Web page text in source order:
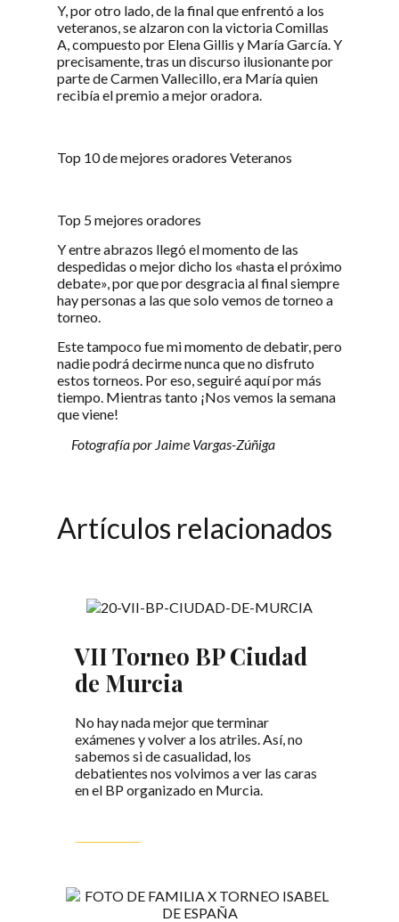
Y, por otro lado, de la final que enfrentó a los
veteranos, se alzaron con la victoria Comillas
A, compuesto por Elena Gillis y María García. Y
precisamente, tras un discurso ilusionante por
parte de Carmen Vallecillo, era María quien
recibía el premio a mejor oradora.
Top 10 de mejores oradores Veteranos
Top 5 mejores oradores
Y entre abrazos llegó el momento de las
despedidas o mejor dicho los «hasta el próximo
debate», por que por desgracia al final siempre
hay personas a las que solo vemos de torneo a
torneo.
Este tampoco fue mi momento de debatir, pero
nadie podrá decirme nunca que no disfruto
estos torneos. Por eso, seguiré aquí por más
tiempo. Mientras tanto ¡Nos vemos la semana
que viene!
Fotografía por Jaime Vargas-Zúñiga
Artículos relacionados
VII Torneo BP Ciudad
de Murcia
No hay nada mejor que terminar
exámenes y volver a los atriles. Así, no
sabemos si de casualidad, los
debatientes nos volvimos a ver las caras
en el BP organizado en Murcia.